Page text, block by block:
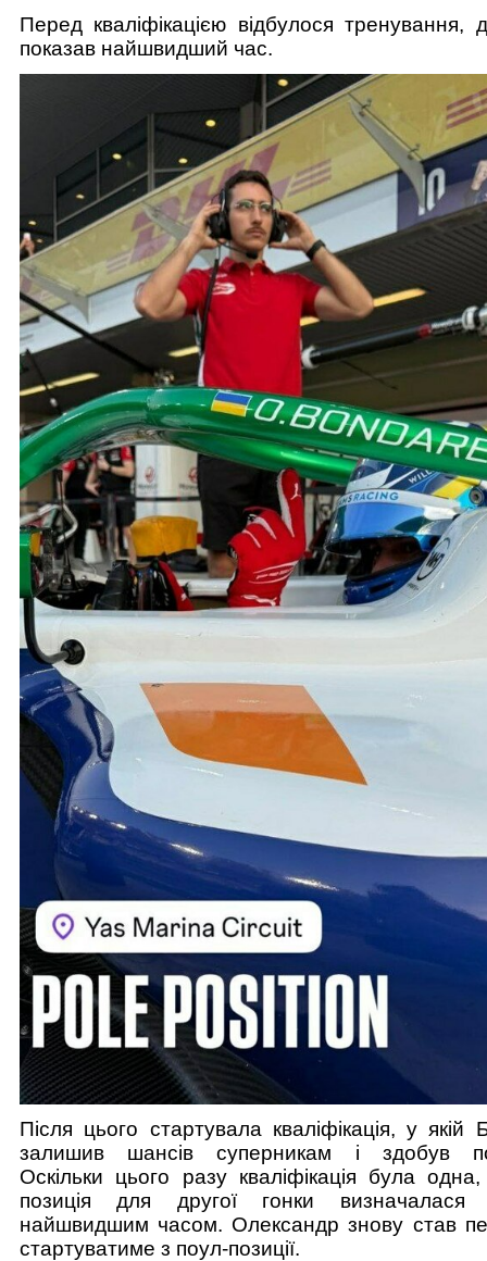
Перед кваліфікацією відбулося тренування,
показав найшвидший час.
Після цього стартувала кваліфікація, у якій
залишив шансів суперникам і здобув
Оскільки цього разу кваліфікація була
позиція для другої гонки
найшвидшим часом. Олександр знову став
стартуватиме з поул-позиції.